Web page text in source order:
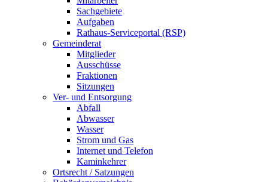
Sachgebiete
Aufgaben
Rathaus-Serviceportal (RSP)
Gemeinderat
Mitglieder
Ausschüsse
Fraktionen
Sitzungen
Ver- und Entsorgung
Abfall
Abwasser
Wasser
Strom und Gas
Internet und Telefon
Kaminkehrer
Ortsrecht / Satzungen